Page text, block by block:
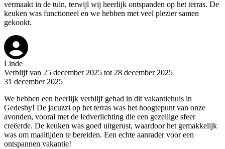
vermaakt in de tuin, terwijl wij heerlijk ontspanden op het terras. De
keuken was functioneel en we hebben met veel plezier samen
gekookt.
Linde
Verblijf van 25 december 2025 tot 28 december 2025
31 december 2025
We hebben een heerlijk verblijf gehad in dit vakantiehuis in
Gedesby! De jacuzzi op het terras was het hoogtepunt van onze
avonden, vooral met de ledverlichting die een gezellige sfeer
creëerde. De keuken was goed uitgerust, waardoor het gemakkelijk
was om maaltijden te bereiden. Een echte aanrader voor een
ontspannen vakantie!